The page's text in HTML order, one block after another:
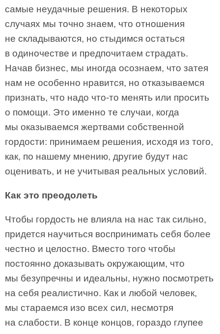
самые неудачные решения. В некоторых
случаях мы точно знаем, что отношения
не складываются, но стыдимся остаться
в одиночестве и предпочитаем страдать.
Начав бизнес, мы иногда осознаем, что затея
нам не особенно нравится, но отказываемся
признать, что надо что-то менять или просить
о помощи. Это именно те случаи, когда
мы оказываемся жертвами собственной
гордости: принимаем решения, исходя из того,
как, по нашему мнению, другие будут нас
оценивать, и не учитывая реальных условий.
Как это преодолеть
Чтобы гордость не влияла на нас так сильно,
придется научиться воспринимать себя более
честно и целостно. Вместо того чтобы
постоянно доказывать окружающим, что
мы безупречны и идеальны, нужно посмотреть
на себя реалистично. Как и любой человек,
мы стараемся изо всех сил, несмотря
на слабости. В конце концов, гораздо глупее